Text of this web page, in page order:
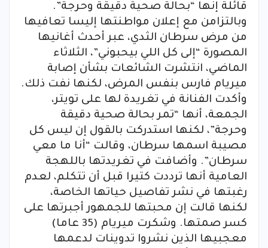
قائلة إنها “بحالة صحية دقيقة وحرجة”.
وبالتزامن مع إعلان مواطنتها إليسا تعافيها
من مرض سرطان الثدي، عبر أحدث أغانيها
المصورة “إلى كل اللي بيحبوني”، الثلاثاء
الماضي، انتشرت الشائعات بشأن إصابة
ميريام فارس بنفس المرض، لكنها نفت ذلك.
وأكدت الفنانة في تغريدة لها على تويتر،
الجمعة، أنها “تمر بحالة صحية دقيقة
وحرجة”، لكنها استدركت بالقول إن ليس كل
مصيبة اسمها سرطان، وقالت “أنا ما معي
سرطان”. وأضافت في تغريدتها باللهجة
العامية أنها ترددت كتيرا قبل أن تتكلم، لعدم
رغبتها في نشر تفاصيل حياتها الخاصة،
لكنها قالت إن محبتها للجمهور أجبرتها على
كسر صمتها. وشكرت ميريام (35 عاما)
معجبيها الذين نشروا تدوينات لدعمها